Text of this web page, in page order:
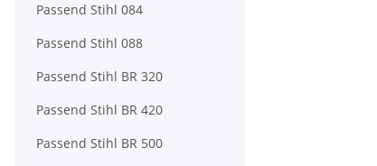
Passend Stihl 084
Passend Stihl 088
Passend Stihl BR 320
Passend Stihl BR 420
Passend Stihl BR 500